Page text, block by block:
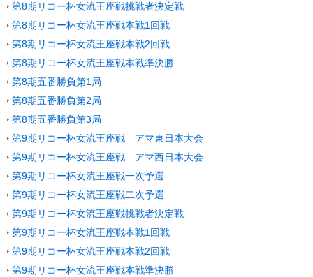
第8期リコー杯女流王座戦挑戦者決定戦
第8期リコー杯女流王座戦本戦1回戦
第8期リコー杯女流王座戦本戦2回戦
第8期リコー杯女流王座戦本戦準決勝
第8期五番勝負第1局
第8期五番勝負第2局
第8期五番勝負第3局
第9期リコー杯女流王座戦 アマ東日本大会
第9期リコー杯女流王座戦 アマ西日本大会
第9期リコー杯女流王座戦一次予選
第9期リコー杯女流王座戦二次予選
第9期リコー杯女流王座戦挑戦者決定戦
第9期リコー杯女流王座戦本戦1回戦
第9期リコー杯女流王座戦本戦2回戦
第9期リコー杯女流王座戦本戦準決勝